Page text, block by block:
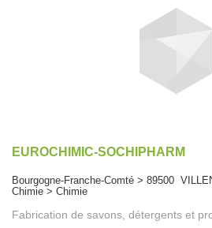
EUROCHIMIC-SOCHIPHARM
Bourgogne-Franche-Comté > 89500
Chimie > Chimie
Fabrication de savons, détergents et